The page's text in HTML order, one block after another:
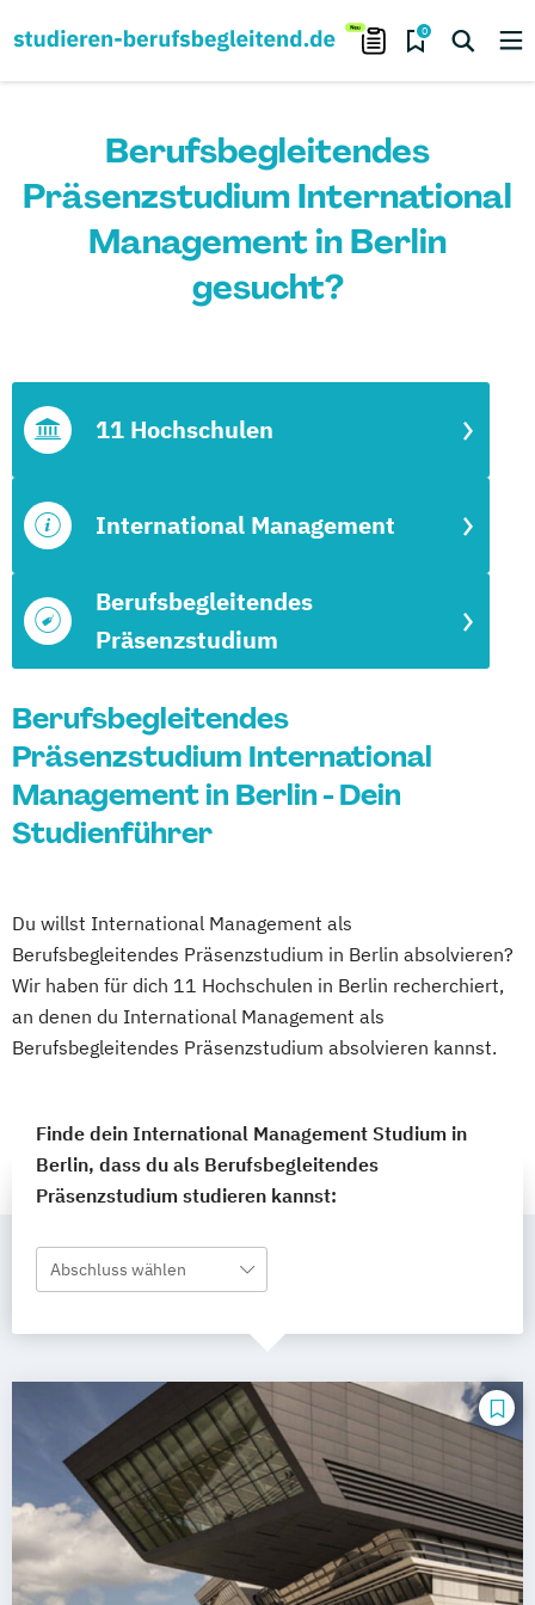
0
Berufsbegleitendes
Präsenzstudium International
Management in Berlin
gesucht?
Berufsbegleitendes
Präsenzstudium
International Management
11 Hochschulen
Berufsbegleitendes
Präsenzstudium International
Management in Berlin - Dein
Studienführer
Du willst International Management als
Berufsbegleitendes Präsenzstudium in Berlin absolvieren?
Wir haben für dich 11 Hochschulen in Berlin recherchiert,
an denen du International Management als
Berufsbegleitendes Präsenzstudium absolvieren kannst.
Finde dein International Management Studium in
Berlin, dass du als Berufsbegleitendes
Präsenzstudium studieren kannst:
Abschluss wählen